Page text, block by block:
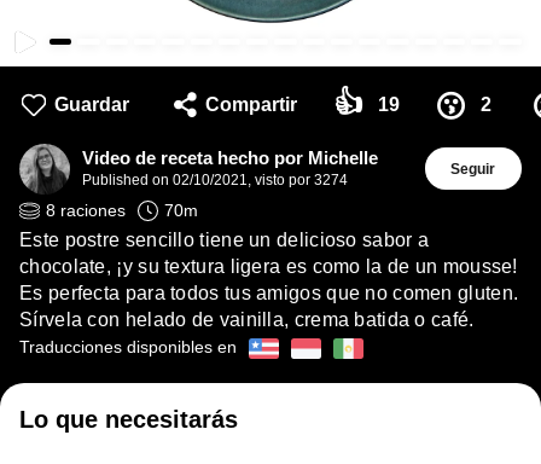
Guardar Compartir 👍 19 😗 2
Video de receta hecho por Michelle
Published on 02/10/2021, visto por 3274
Seguir
8 raciones 70m
Este postre sencillo tiene un delicioso sabor a
chocolate, ¡y su textura ligera es como la de un mousse!
Es perfecta para todos tus amigos que no comen gluten.
Sírvela con helado de vainilla, crema batida o café.
Traducciones disponibles en
Lo que necesitarás